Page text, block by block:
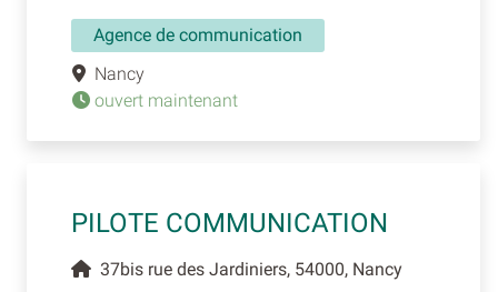
Agence de communication
Nancy
ouvert maintenant
PILOTE COMMUNICATION
37bis rue des Jardiniers, 54000, Nancy